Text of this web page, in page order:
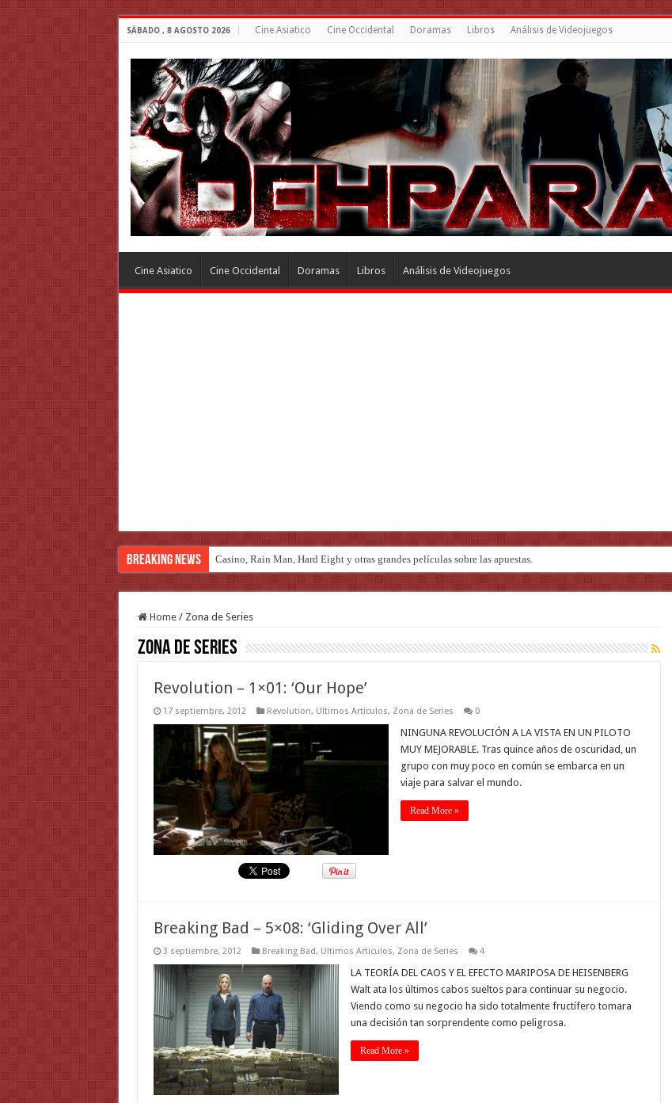
SÁBADO , 8 AGOSTO 2026 Cine Asiatico Cine Occidental Doramas Libros Análisis de Videojuegos
Cine Asiatico Cine Occidental Doramas Libros Análisis de Videojuegos
Breaking News Casino, Rain Man, Hard Eight y otras grandes películas sobre las apuestas.
Introducción al maravilloso mundo de ‘Deadly Premonition’
Home / Zona de Series
Zona de Series
Revolution – 1×01: ‘Our Hope’
17 septiembre, 2012 Revolution, Ultimos Articulos, Zona de Series 0
NINGUNA REVOLUCIÓN A LA VISTA EN UN PILOTO
MUY MEJORABLE. Tras quince años de oscuridad, un
grupo con muy poco en común se embarca en un
viaje para salvar el mundo.
Read More »
Breaking Bad – 5×08: ‘Gliding Over All’
3 septiembre, 2012 Breaking Bad, Ultimos Articulos, Zona de Series 4
LA TEORÍA DEL CAOS Y EL EFECTO MARIPOSA DE HEISENBERG
Walt ata los últimos cabos sueltos para continuar su negocio.
Viendo como su negocio ha sido totalmente fructífero tomara
una decisión tan sorprendente como peligrosa.
Read More »